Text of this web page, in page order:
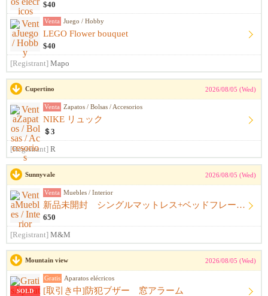
$40
Venta Juego / Hobby
LEGO Flower bouquet
$40
[Registrant] Mapo
Cupertino 2026/08/05 (Wed)
Venta Zapatos / Bolsas / Accesorios
NIKE リュック
＄3
[Registrant] R
Sunnyvale 2026/08/05 (Wed)
Venta Muebles / Interior
新品未開封 シングルマットレス+ベッドフレーム+シーツ
650
[Registrant] M&M
Mountain view 2026/08/05 (Wed)
SOLD
Gratis Aparatos elécricos
[取引き中]防犯ブザー 窓アラーム